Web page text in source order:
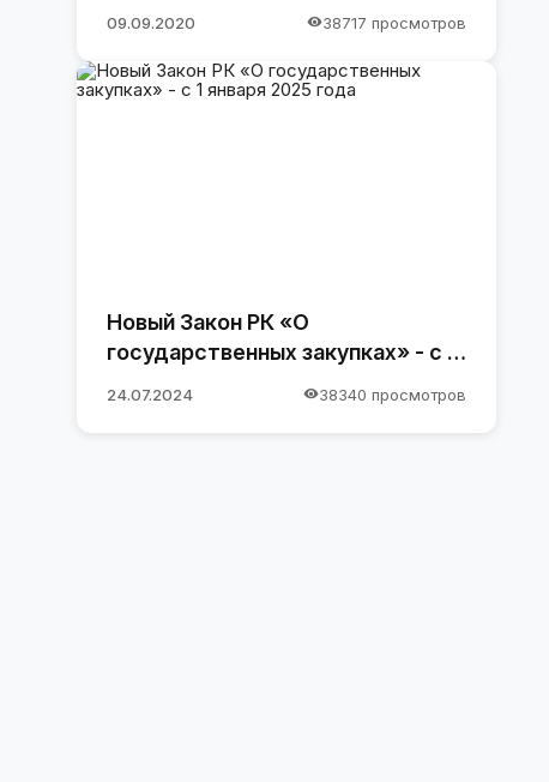
09.09.2020 38717 просмотров
Новый Закон РК «О
государственных закупках» - с 1
24.07.2024 38340 просмотров